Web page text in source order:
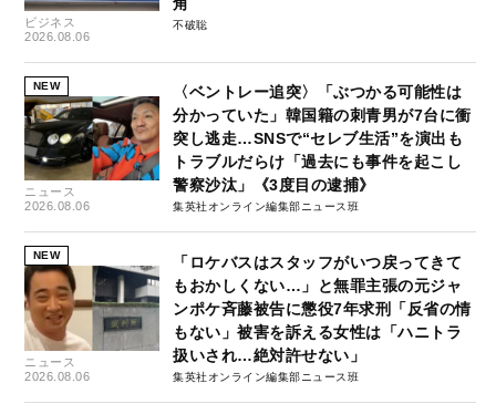
ビジネス
2026.08.06
角
不破聡
NEW
ニュース
2026.08.06
〈ベントレー追突〉「ぶつかる可能性は
分かっていた」韓国籍の刺青男が7台に衝
突し逃走…SNSで“セレブ生活”を演出も
トラブルだらけ「過去にも事件を起こし
警察沙汰」《3度目の逮捕》
集英社オンライン編集部ニュース班
NEW
ニュース
2026.08.06
「ロケバスはスタッフがいつ戻ってきて
もおかしくない…」と無罪主張の元ジャ
ンポケ斉藤被告に懲役7年求刑「反省の情
もない」被害を訴える女性は「ハニトラ
扱いされ…絶対許せない」
集英社オンライン編集部ニュース班